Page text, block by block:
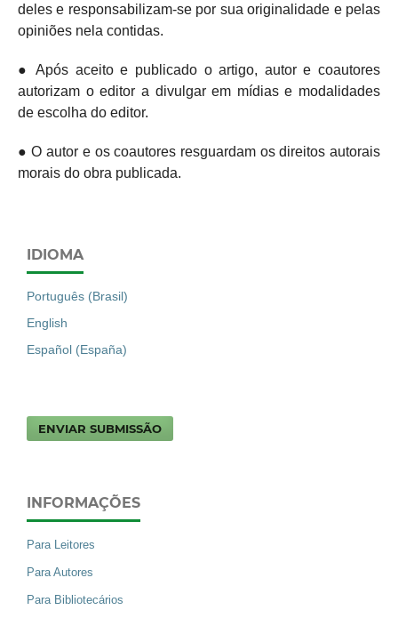
deles e responsabilizam-se por sua originalidade e pelas
opiniões nela contidas.
● Após aceito e publicado o artigo, autor e coautores
autorizam o editor a divulgar em mídias e modalidades
de escolha do editor.
● O autor e os coautores resguardam os direitos autorais
morais do obra publicada.
IDIOMA
Português (Brasil)
English
Español (España)
ENVIAR SUBMISSÃO
INFORMAÇÕES
Para Leitores
Para Autores
Para Bibliotecários